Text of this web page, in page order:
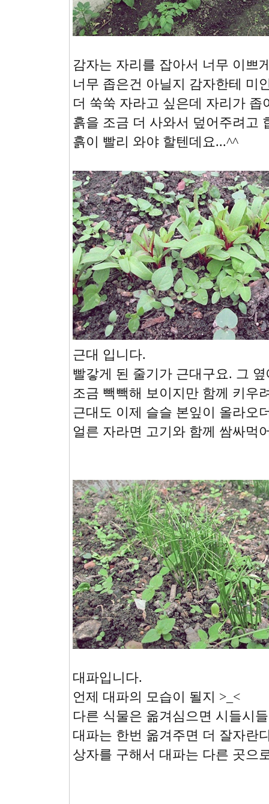
감자는 자리를 잡아서 너무 이쁘
너무 좁은건 아닐지 감자한테 미
더 쑥쑥 자라고 싶은데 자리가
흙을 조금 더 사와서 덮어주려고
흙이 빨리 와야 할텐데요...^^
근대 입니다.
빨갛게 된 줄기가 근대구요. 그
조금 빽빽해 보이지만 함께 키우
근대도 이제 슬슬 본잎이 올라오
얼른 자라면 고기와 함께 쌈싸먹
대파입니다.
언제 대파의 모습이 될지 >_<
다른 식물은 옮겨심으면 시들시
대파는 한번 옮겨주면 더 잘자란
상자를 구해서 대파는 다른 곳으